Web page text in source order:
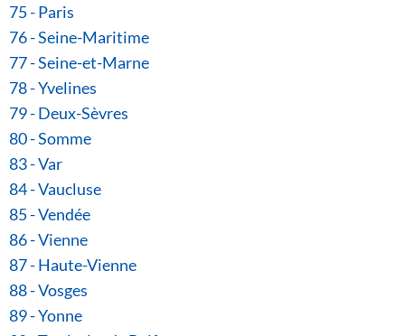
75 - Paris
76 - Seine-Maritime
77 - Seine-et-Marne
78 - Yvelines
79 - Deux-Sèvres
80 - Somme
83 - Var
84 - Vaucluse
85 - Vendée
86 - Vienne
87 - Haute-Vienne
88 - Vosges
89 - Yonne